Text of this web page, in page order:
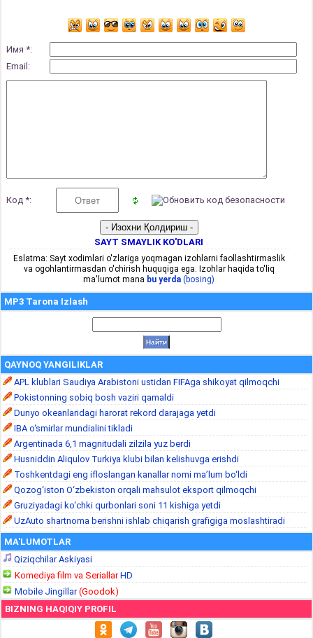
Имя *:
Email:
Код *:
SAYT SMAYLIK KO'DLARI
Eslatma: Sayt xodimlari o'zlariga yoqmagan izohlarni faollashtirmaslik
va ogohlantirmasdan o'chirish huquqiga ega. Izohlar haqida to'liq
ma'lumot mana bu yerda (bosing)
MP3 Tarona Izlash
QAYNOQ YANGILIKLAR
APL klublari Saudiya Arabistoni ustidan FIFAga shikoyat qilmoqchi
Pokistonning sobiq bosh vaziri qamaldi
Dunyo okeanlaridagi harorat rekord darajaga yetdi
IBA o‘smirlar mundialini tikladi
Argentinada 6,1 magnitudali zilzila yuz berdi
Husniddin Aliqulov Turkiya klubi bilan kelishuvga erishdi
Toshkentdagi eng ifloslangan kanallar nomi ma’lum bo‘ldi
Qozog‘iston O‘zbekiston orqali mahsulot eksport qilmoqchi
Gruziyadagi ko‘chki qurbonlari soni 11 kishiga yetdi
UzAuto shartnoma berishni ishlab chiqarish grafigiga moslashtiradi
MA'LUMOTLAR
Qiziqchilar Askiyasi
Komediya film va SeriallarHD
Mobile Jingillar(Goodok)
BIZNING HAQIQIY PROFIL